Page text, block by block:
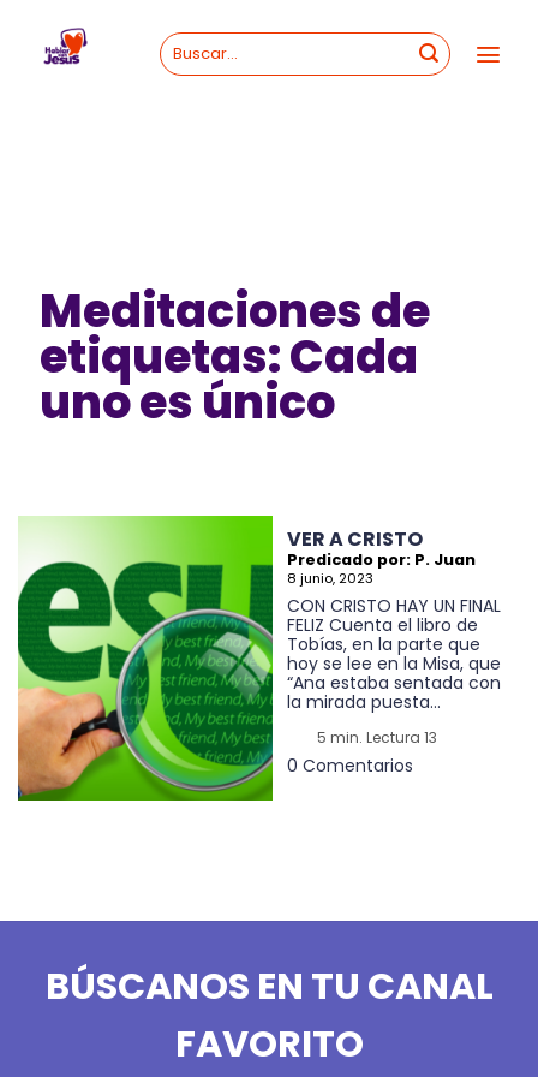
content
Meditaciones de
etiquetas: Cada
uno es único
VER A CRISTO
Predicado por: P. Juan
8 junio, 2023
CON CRISTO HAY UN FINAL
FELIZ Cuenta el libro de
Tobías, en la parte que
hoy se lee en la Misa, que
“Ana estaba sentada con
la mirada puesta...
5 min. Lectura 13
0 Comentarios
BÚSCANOS EN TU CANAL
FAVORITO